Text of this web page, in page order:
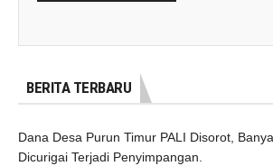
BERITA TERBARU
Dana Desa Purun Timur PALI Disorot,
Dicurigai Terjadi Penyimpangan.